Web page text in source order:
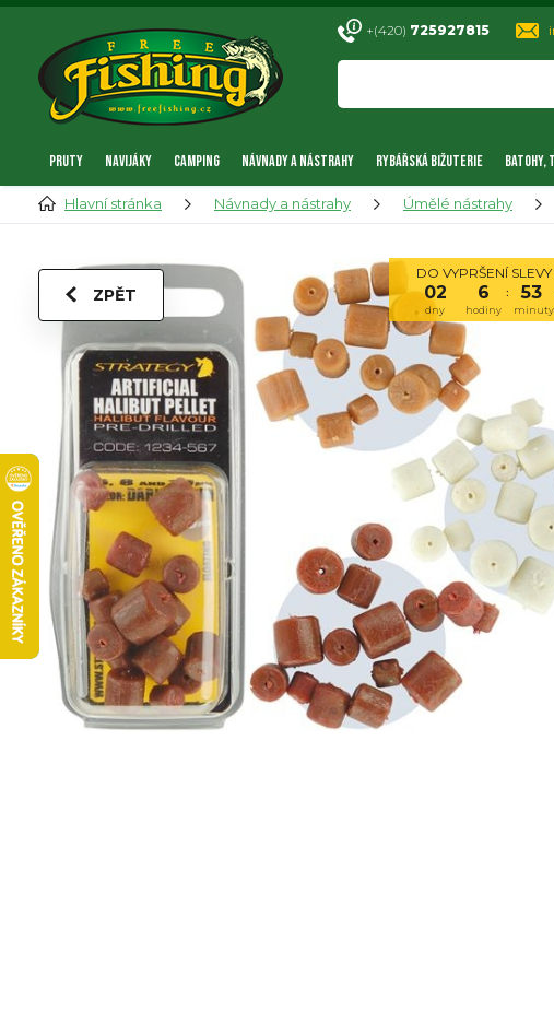
+(420) 725927815
PRUTY NAVIJÁKY CAMPING NÁVNADY A NÁSTRAHY RYBÁŘSKÁ BIŽUTERIE BATOHY,
Hlavní stránka Návnady a nástrahy Úmělé nástrahy
ZPĚT
DO VYPRŠENÍ
02 6 : 53
dny hodiny minuty